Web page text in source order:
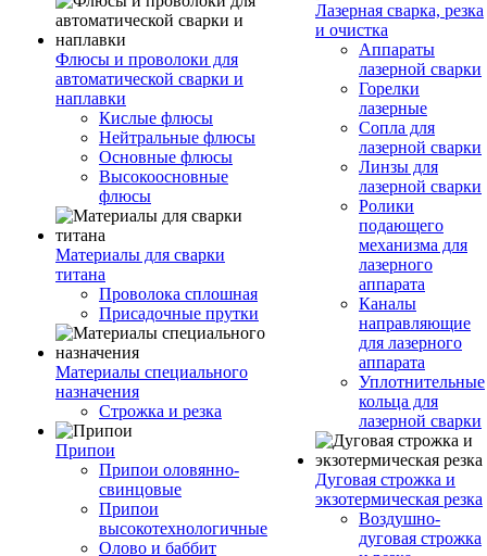
Флюсы и проволоки для
автоматической сварки и
наплавки
Кислые флюсы
Нейтральные флюсы
Основные флюсы
Высокоосновные
флюсы
Материалы для сварки
титана
Проволока сплошная
Присадочные прутки
Материалы специального
назначения
Строжка и резка
Припои
Припои оловянно-
свинцовые
Припои
высокотехнологичные
Олово и баббит
Лазерная сварка, резка
и очистка
Аппараты
лазерной сварки
Горелки
лазерные
Сопла для
лазерной сварки
Линзы для
лазерной сварки
Ролики
подающего
механизма для
лазерного
аппарата
Каналы
направляющие
для лазерного
аппарата
Уплотнительные
кольца для
лазерной сварки
Дуговая строжка и
экзотермическая резка
Воздушно-
дуговая строжка